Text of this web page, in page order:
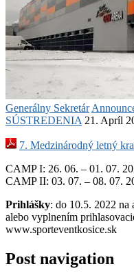
Generálny Sekretár
SÚSTREDENIA 21. Apríl
7. Medzinárodný letný
CAMP I: 26. 06. – 01. 07.
CAMP II: 03. 07. – 08. 07.
Prihlášky: do 10.5. 2022 na
alebo vyplnením
www.sporteventkosice.sk
Post navigation